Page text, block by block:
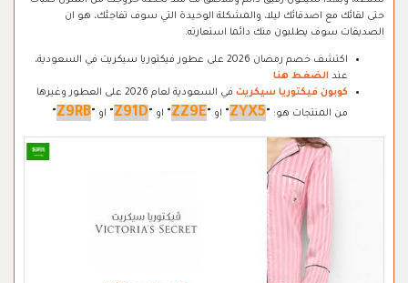
حتى لقائك مع اصدقائك ليلا، والمشكلة الوحيدة التي سوف تفاجئك، هو ان
الصديقات سوف يطلبون منك دائما استعارته.
اكتشف خصم رمضان 2026 على عطور فيكتوريا سيكريت في السعودية،
عند الضغط هنا
كوبون فيكتوريا سيكريت
في السعودية لعام 2026 على العطور وغيرها
من المنتجات هو: "
ZYX5
" او "
ZZ9E
" او "
Z91D
" او "
Z9RB
"